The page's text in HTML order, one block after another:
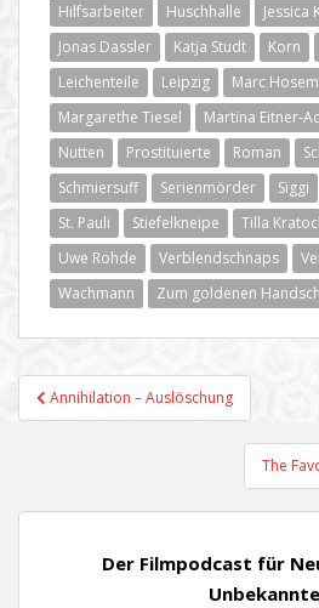
Hilfsarbeiter
Huschhalle
Jessica
Jonas Dassler
Katja Studt Korn
Leichenteile
Leipzig
Marc
Margarethe Tiesel
Martina Eitner-
Nutten
Prostituierte Roman
Schmiersuff
Serienmörder Siggi
St. Pauli
Stiefelkneipe Tilla
Uwe Rohde
Verblendschnaps
Wachmann
Zum goldenen
Beitragsnavigation
Annihilation – Auslöschung
The
Der Filmpodcast für